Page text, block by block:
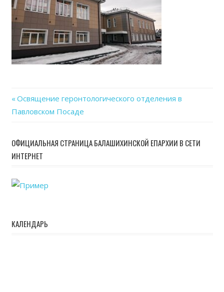
Навигация
записям
Previous
Post:
Освящение геронтологического отделения в
Павловском Посаде
ОФИЦИАЛЬНАЯ СТРАНИЦА БАЛАШИХИНСКОЙ ЕПАРХИИ В СЕТИ
ИНТЕРНЕТ
КАЛЕНДАРЬ